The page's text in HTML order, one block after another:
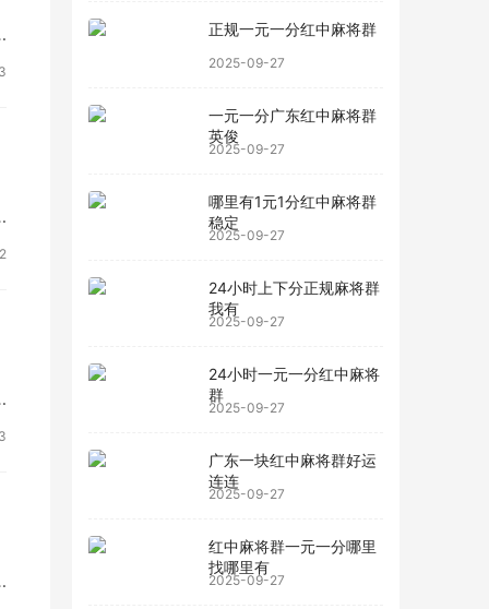
2
正规一元一分红中麻将群
2025-09-27
一元一分广东红中麻将群
英俊
2025-09-27
哪里有1元1分红中麻将群
稳定
2025-09-27
24小时上下分正规麻将群
我有
2025-09-27
24小时一元一分红中麻将
群
2025-09-27
广东一块红中麻将群好运
连连
2025-09-27
红中麻将群一元一分哪里
找哪里有
2025-09-27